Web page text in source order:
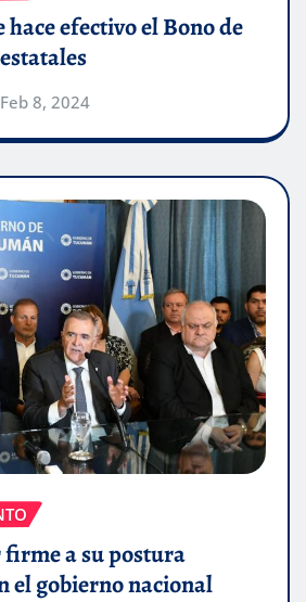
hace efectivo el Bono de
Feb 8, 2024
a su postura
el gobierno nacional